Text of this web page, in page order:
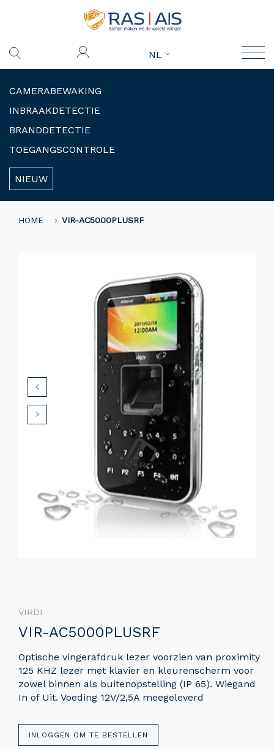
NL
CAMERABEWAKING
INBRAAKDETECTIE
BRANDDETECTIE
TOEGANGSCONTROLE
NIEUW
HOME VIR-AC5000PLUSRF
VIRDI
VIR-AC5000PLUSRF
Optische vingerafdruk lezer voorzien van proximity
125 KHZ lezer met klavier en kleurenscherm voor
zowel binnen als buitenopstelling (IP 65). Wiegand
In of Uit. Voeding 12V/2,5A meegeleverd
INLOGGEN OM TE BESTELLEN